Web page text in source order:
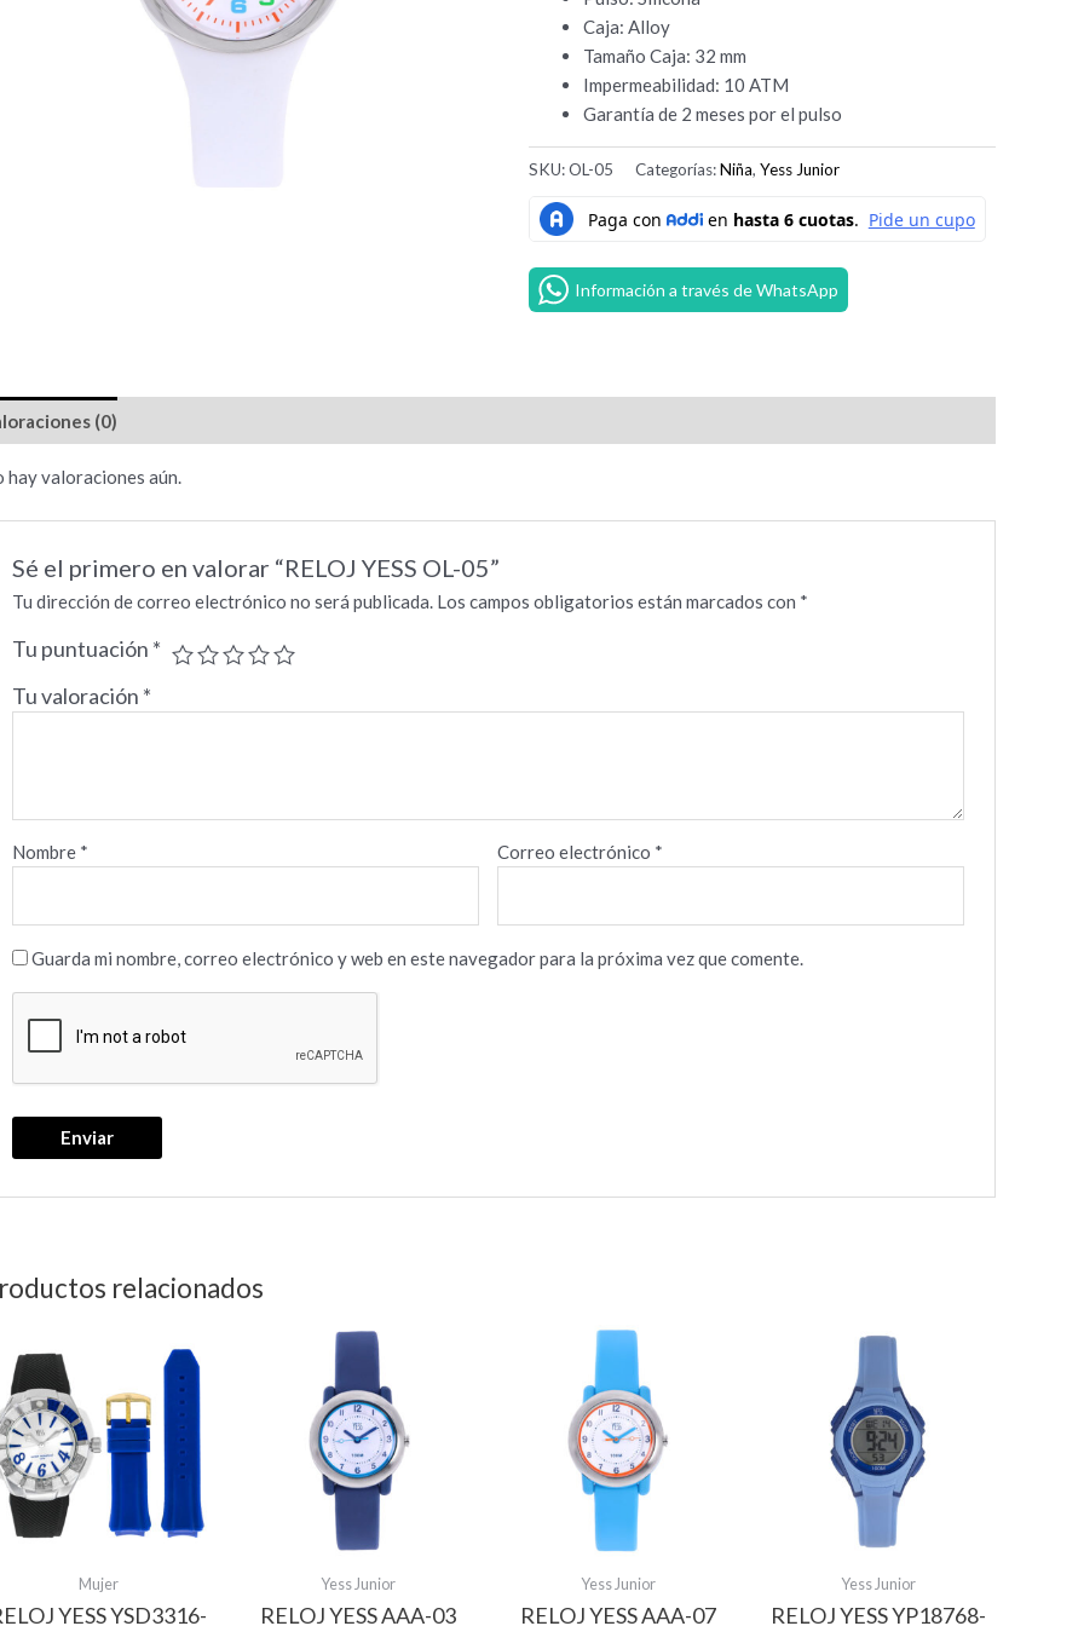
Caja: Alloy
Tamaño Caja: 32 mm
Impermeabilidad: 10 ATM
Garantía de 2 meses por el pulso
SKU:OL-05 Categorías:Niña,Yess Junior
Información a través de WhatsApp
(0)
hay valoraciones aún.
Sé el primero en valorar “RELOJ YESS OL-05”
Tu dirección de correo electrónico no será publicada. Los campos obligatorios están marcados con *
Tu puntuación *
Tu valoración *
Nombre * Correo electrónico *
Guarda mi nombre, correo electrónico y web en este navegador para la próxima vez que comente.
relacionados
Mujer
YESS YSD3316-
Yess Junior
RELOJ YESS AAA-03
Yess Junior
RELOJ YESS AAA-07
Yess Junior
RELOJ YESS YP18768-